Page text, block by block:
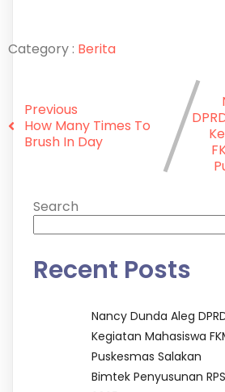
Category : Berita
Previous
How Many Times To
Brush In Day
Search
Recent Posts
Nancy Dunda Aleg
Kegiatan Mahasiswa
Puskesmas Salakan
Bimtek Penyusunan